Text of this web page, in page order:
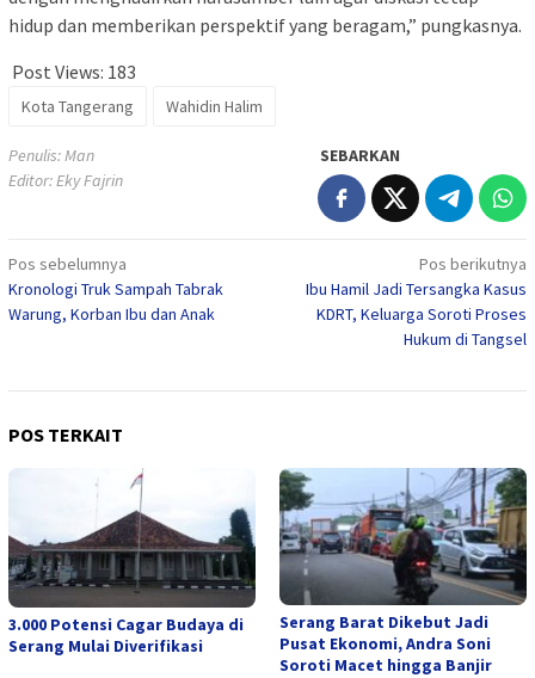
hidup dan memberikan perspektif yang beragam,” pungkasnya.
Post Views: 183
Kota Tangerang Wahidin Halim
Penulis: Man
Editor: Eky Fajrin
SEBARKAN
Navigasi
pos
Pos sebelumnya
Kronologi Truk Sampah Tabrak
Warung, Korban Ibu dan Anak
Pos berikutnya
Ibu Hamil Jadi Tersangka Kasus
KDRT, Keluarga Soroti Proses
Hukum di Tangsel
POS TERKAIT
3.000 Potensi Cagar Budaya di
Serang Mulai Diverifikasi
Serang Barat Dikebut Jadi
Pusat Ekonomi, Andra Soni
Soroti Macet hingga Banjir